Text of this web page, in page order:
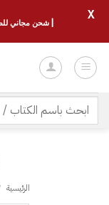
للمحتوى
البحث
عن:
الرئيسية
| شحن مجاني للطلبات +300 ريال | تغليف
X